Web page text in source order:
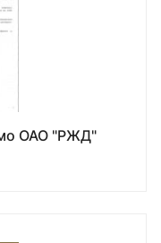
ОАО "РЖД"